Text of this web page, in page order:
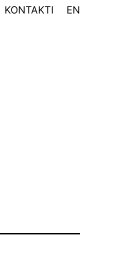
KONTAKTI EN